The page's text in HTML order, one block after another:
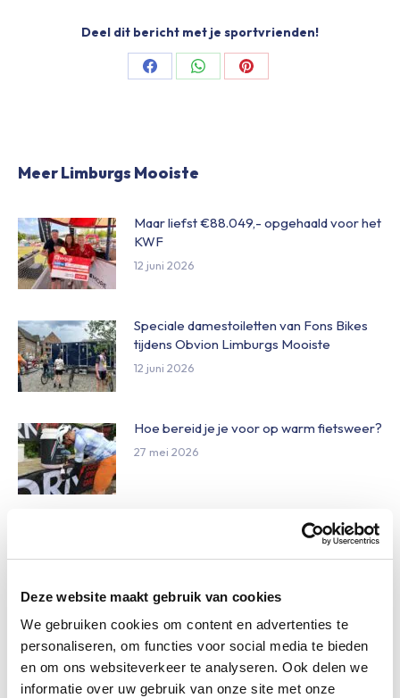
Deze website maakt gebruik van cookies
We gebruiken cookies om content en advertenties te
personaliseren, om functies voor social media te bieden
en om ons websiteverkeer te analyseren. Ook delen we
informatie over uw gebruik van onze site met onze
Deel dit bericht met je sportvrienden!
Share
Share
Share
Meer Limburgs Mooiste
Maar liefst €88.049,- opgehaald voor het
KWF
12 juni 2026
Speciale damestoiletten van Fons Bikes
tijdens Obvion Limburgs Mooiste
12 juni 2026
Hoe bereid je je voor op warm fietsweer?
27 mei 2026
Wat te doen bij verschillende
weersomstandigheden op de route
Daginschrijvingen Obvion Limburgs
Mooiste 2026
27 mei 2026